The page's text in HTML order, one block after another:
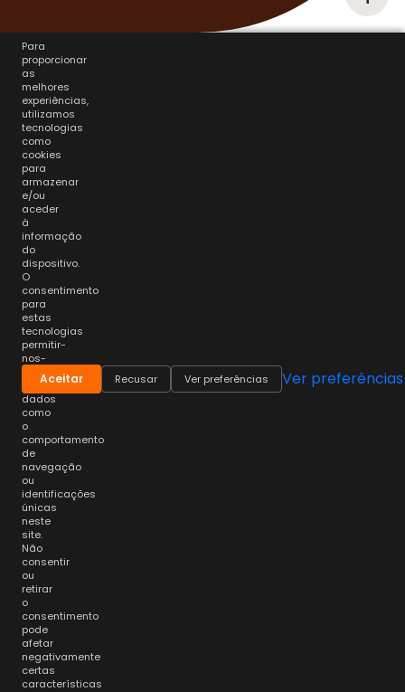
Para
proporcionar
as
melhores
experiências,
utilizamos
tecnologias
como
cookies
para
armazenar
e/ou
aceder
à
informação
do
dispositivo.
O
consentimento
para
estas
tecnologias
permitir-
nos-
á
processar
dados
como
o
comportamento
de
navegação
ou
identificações
únicas
neste
site.
Não
consentir
ou
retirar
o
consentimento
pode
afetar
negativamente
certas
características
Aceitar Recusar Ver preferências Ver preferências